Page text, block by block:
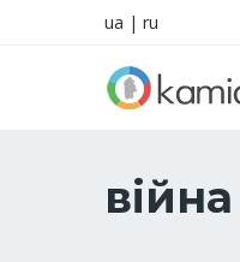
ua | ru
війна